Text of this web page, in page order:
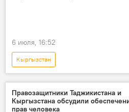
6 июля, 16:52
Кыргызстан
Таджикско-кыргызская граница:
Новости Худжанда и Согдийской
Правозащитники Таджикистана и
Кыргызстана обсудили
прав человека